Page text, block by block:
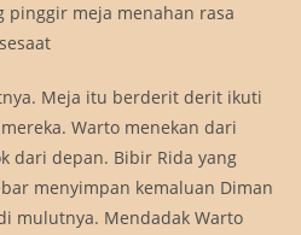
pinggir meja menahan rasa
Meja itu berderit derit ikuti
Warto menekan dari
dari depan. Bibir Rida yang
menyimpan kemaluan Diman
mulutnya. Mendadak Warto